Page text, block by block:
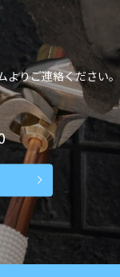
りご連絡ください。